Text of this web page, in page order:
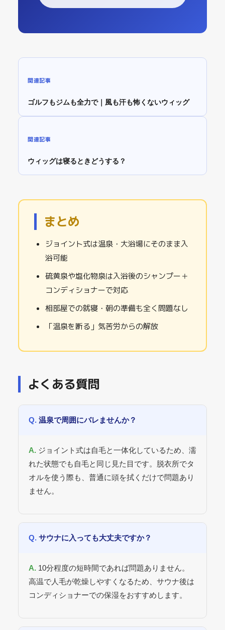
関連記事
ゴルフもジムも全力で｜風も汗も怖くないウィッグ
関連記事
ウィッグは寝るときどうする？
まとめ
ジョイント式は温泉・大浴場にそのまま入
浴可能
硫黄泉や塩化物泉は入浴後のシャンプー＋
コンディショナーで対応
相部屋での就寝・朝の準備も全く問題なし
「温泉を断る」気苦労からの解放
よくある質問
温泉で周囲にバレませんか？
ジョイント式は自毛と一体化しているため、濡
れた状態でも自毛と同じ見た目です。脱衣所でタ
オルを使う際も、普通に頭を拭くだけで問題あり
ません。
サウナに入っても大丈夫ですか？
10分程度の短時間であれば問題ありません。
高温で人毛が乾燥しやすくなるため、サウナ後は
コンディショナーでの保湿をおすすめします。